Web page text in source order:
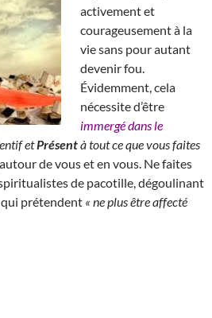
activement et
courageusement à la
vie sans pour autant
devenir fou.
Évidemment, cela
nécessite d’être
immergé dans le
etPrésentà tout ce que vous faites
de vous et en vous. Ne faites
de pacotille, dégoulinant
qui prétendent « ne plus être affecté